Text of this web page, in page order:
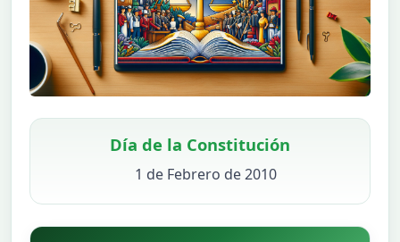
Día de la Constitución
1 de Febrero de 2010